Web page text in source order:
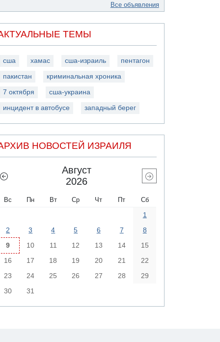
Все объявления
ТЕМЫ
сша хамас сша-израиль пентагон
пакистан криминальная хроника
7 октября сша-украина
инцидент в автобусе западный берег
НОВОСТЕЙ ИЗРАИЛЯ
Август
2026
Вс Пн Вт Ср Чт Пт Сб
1
2
3 4 5 6 7
8
9
10 11 12 13 14
15
16
17 18 19 20 21
22
23
24 25 26 27 28
29
30
31